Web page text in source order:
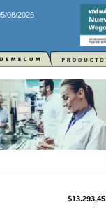
08/2026
$13.293,45